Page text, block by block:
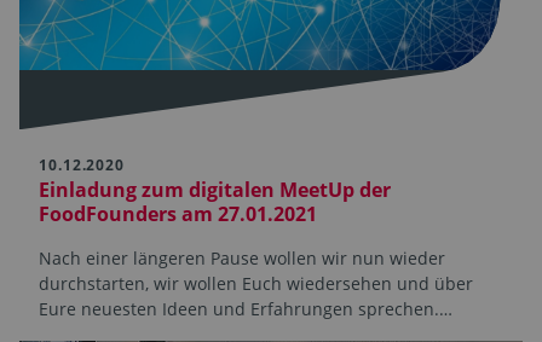
10.12.2020
Einladung zum digitalen MeetUp der
FoodFounders am 27.01.2021
Nach einer längeren Pause wollen wir nun wieder
durchstarten, wir wollen Euch wiedersehen und über
Eure neuesten Ideen und Erfahrungen sprechen.…